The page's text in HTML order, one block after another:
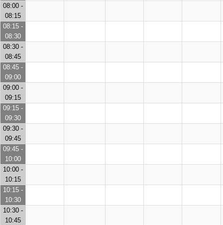
08:00 -
08:15
08:15 -
08:30
08:30 -
08:45
08:45 -
09:00
09:00 -
09:15
09:15 -
09:30
09:30 -
09:45
09:45 -
10:00
10:00 -
10:15
10:15 -
10:30
10:30 -
10:45